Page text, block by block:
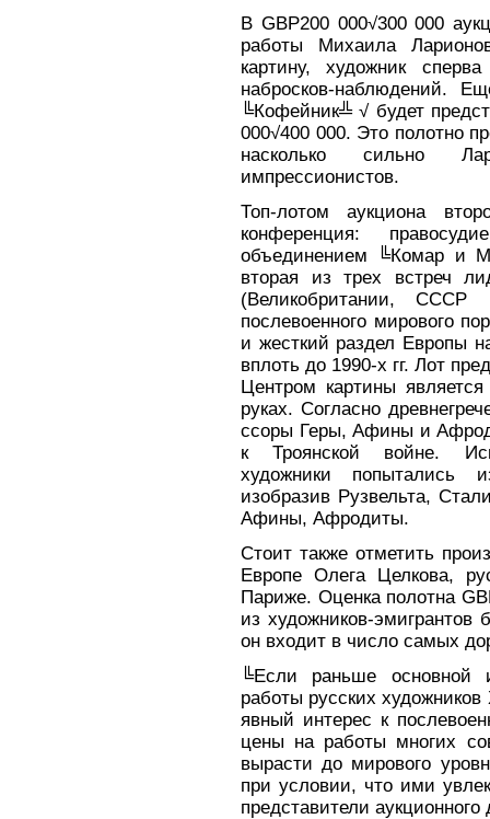
В GBP200 000√300 000
работы Михаила
картину, художник
набросков-наблюдений.
╚Кофейник╩ √ будет
000√400 000. Это полотно
насколько сильно
импрессионистов.
Топ-лотом аукциона
конференция:
объединением ╚Комар и
вторая из трех встреч
(Великобритании,
послевоенного мирового
и жесткий раздел Европы
вплоть до 1990-х гг. Лот
Центром картины
руках. Согласно
ссоры Геры, Афины и
к Троянской войне.
художники попытались
изобразив Рузвельта,
Афины, Афродиты.
Стоит также отметить
Европе Олега Целкова,
Париже. Оценка полотна
из художников-
он входит в число самых
╚Если раньше основной
работы русских
явный интерес к
цены на работы многих
вырасти до мирового
при условии, что ими
представители